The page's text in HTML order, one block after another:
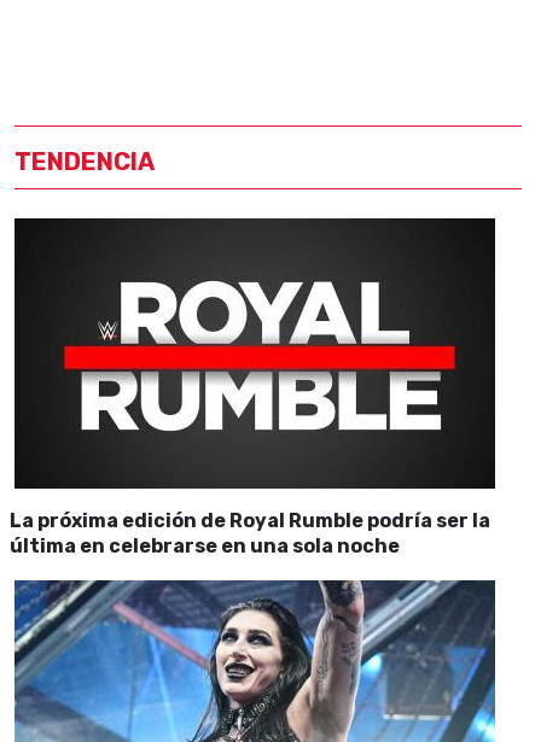
TENDENCIA
La próxima edición de Royal Rumble podría ser la
última en celebrarse en una sola noche